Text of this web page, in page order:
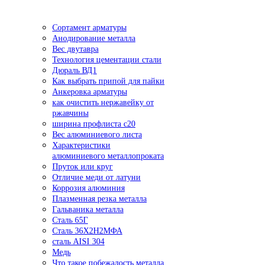
Сортамент арматуры
Анодирование металла
Вес двутавра
Технология цементации стали
Дюраль ВД1
Как выбрать припой для пайки
Анкеровка арматуры
как очистить нержавейку от
ржавчины
ширина профлиста с20
Вес алюминиевого листа
Характеристики
алюминиевого металлопроката
Пруток или круг
Отличие меди от латуни
Коррозия алюминия
Плазменная резка металла
Гальваника металла
Сталь 65Г
Сталь 36Х2Н2МФА
сталь AISI 304
Медь
Что такое побежалость металла